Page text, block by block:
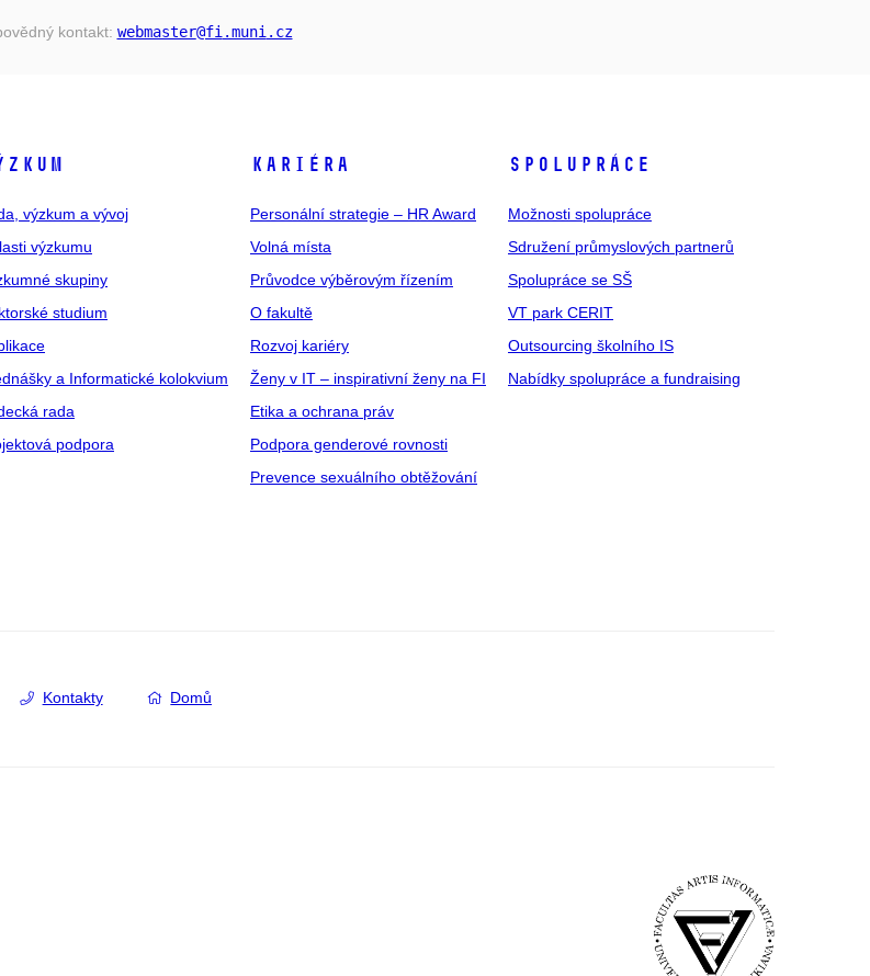
kontakt: webmaster@fi .muni .cz
výzkum a vývoj
výzkumu
skupiny
studium
a Informatické kolokvium
rada
podpora
KARIÉRA
Personální strategie – HR Award
Volná místa
Průvodce výběrovým řízením
O fakultě
Rozvoj kariéry
Ženy v IT – inspirativní ženy na FI
Etika a ochrana práv
Podpora genderové rovnosti
Prevence sexuálního obtěžování
SPOLUPRÁCE
Možnosti spolupráce
Sdružení průmyslových partnerů
Spolupráce se SŠ
VT park CERIT
Outsourcing školního IS
Nabídky spolupráce a fundraising
Kontakty Domů